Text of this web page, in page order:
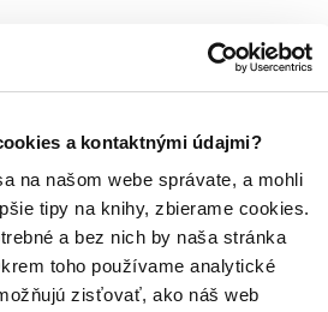
a kontaktnými údajmi?
na našom webe správate, a mohli
tipy na knihy, zbierame cookies.
a bez nich by naša stránka
toho používame analytické
zisťovať, ako náš web